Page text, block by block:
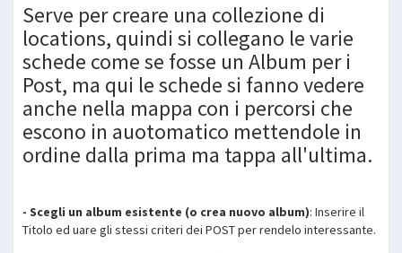
Serve per creare una collezione di
locations, quindi si collegano le varie
schede come se fosse un Album per i
Post, ma qui le schede si fanno vedere
anche nella mappa con i percorsi che
escono in auotomatico mettendole in
ordine dalla prima ma tappa all'ultima.
- Scegli un album esistente (o crea nuovo album): Inserire il
Titolo ed uare gli stessi criteri dei POST per rendelo interessante.